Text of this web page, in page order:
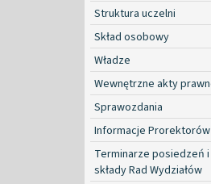
Struktura uczelni
Skład osobowy
Władze
Wewnętrzne akty
Sprawozdania
Informacje Prorektorów
Terminarze posiedzeń i
składy Rad Wydziałów